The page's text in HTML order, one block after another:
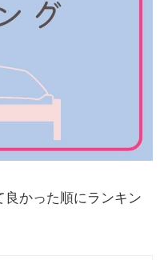
良かった順にランキン